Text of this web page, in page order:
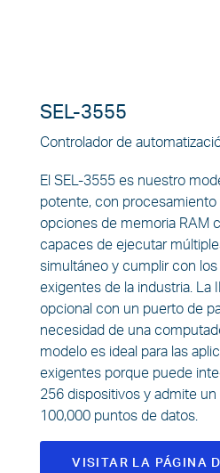
SEL-3555
Controlador de
El SEL-3555 es nuestro
potente, con
opciones de memoria RAM
capaces de ejecutar
simultáneo y cumplir con
exigentes de la industria. La
opcional con un puerto de
necesidad de una
modelo es ideal para las
exigentes porque puede
256 dispositivos y admite
100,000 puntos de datos.
VISITAR LA PÁGINA